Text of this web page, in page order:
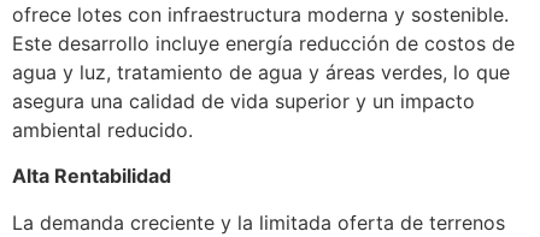
ofrece lotes con infraestructura moderna y sostenible.
Este desarrollo incluye energía reducción de costos de
agua y luz, tratamiento de agua y áreas verdes, lo que
asegura una calidad de vida superior y un impacto
ambiental reducido.
Alta Rentabilidad
La demanda creciente y la limitada oferta de terrenos